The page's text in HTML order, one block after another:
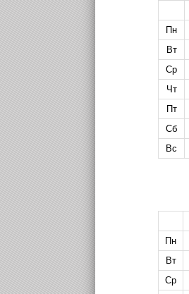
Пн
Вт
Ср
Чт
Пт
Сб
Вс
Пн
Вт
Ср